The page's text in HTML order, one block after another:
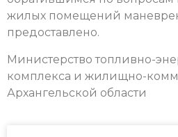
жилых помещений
предоставлено.
Министерство топливно-
комплекса и жилищно-
Архангельской области